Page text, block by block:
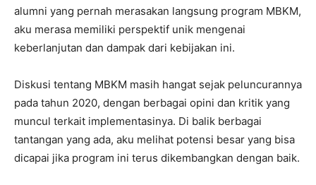
alumni yang pernah merasakan langsung program MBKM,
aku merasa memiliki perspektif unik mengenai
keberlanjutan dan dampak dari kebijakan ini.
Diskusi tentang MBKM masih hangat sejak peluncurannya
pada tahun 2020, dengan berbagai opini dan kritik yang
muncul terkait implementasinya. Di balik berbagai
tantangan yang ada, aku melihat potensi besar yang bisa
dicapai jika program ini terus dikembangkan dengan baik.